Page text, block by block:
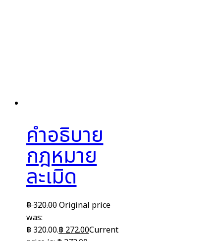
คำอธิบาย
กฎหมาย
ละเมิด
฿320.00Original price
was:
฿ 320.00.฿272.00Current